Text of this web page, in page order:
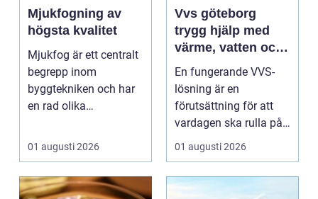
Mjukfogning av
högsta kvalitet
Mjukfog är ett centralt
begrepp inom
byggtekniken och har
en rad olika
..
01 augusti 2026
Vvs göteborg
trygg hjälp med
värme, vatten och
sanitet
En fungerande VVS-
lösning är en
förutsättning för att
vardagen ska rulla på.
När värmen strular,
01 augusti 2026